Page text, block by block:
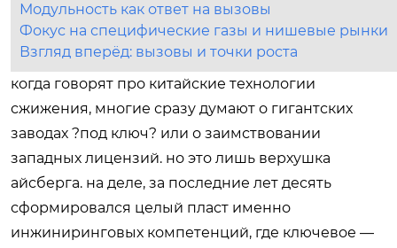
Модульность как ответ на вызовы
Фокус на специфические газы и нишевые рынки
Взгляд вперёд: вызовы и точки роста
когда говорят про китайские технологии
сжижения, многие сразу думают о гигантских
заводах ?под ключ? или о заимствовании
западных лицензий. но это лишь верхушка
айсберга. на деле, за последние лет десять
сформировался целый пласт именно
инжиниринговых компетенций, где ключевое —